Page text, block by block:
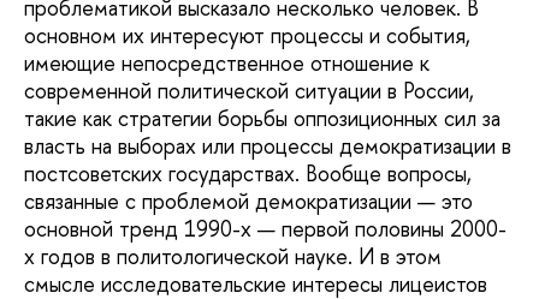
проблематикой высказало несколько человек. В
основном их интересуют процессы и события,
имеющие непосредственное отношение к
современной политической ситуации в России,
такие как стратегии борьбы оппозиционных сил за
власть на выборах или процессы демократизации в
постсоветских государствах. Вообще вопросы,
связанные с проблемой демократизации — это
основной тренд 1990-х — первой половины 2000-
х годов в политологической науке. И в этом
смысле исследовательские интересы лицеистов